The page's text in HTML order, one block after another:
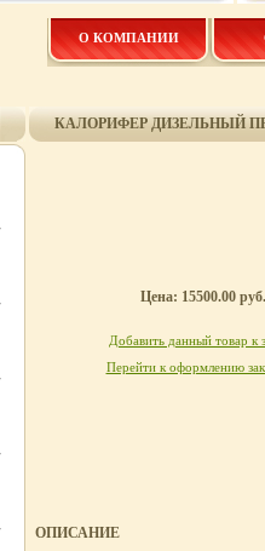
О КОМПАНИИ
КАЛОРИФЕР ДИЗЕЛЬНЫЙ
Цена: 15500.00 руб.
Добавить данный товар к
Перейти к оформлению
ОПИСАНИЕ